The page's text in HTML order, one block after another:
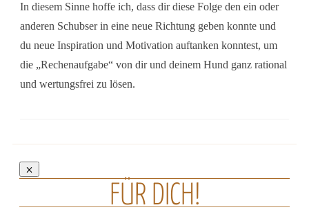
In diesem Sinne hoffe ich, dass dir diese Folge den ein oder
anderen Schubser in eine neue Richtung geben konnte und
du neue Inspiration und Motivation auftanken konntest, um
die „Rechenaufgabe“ von dir und deinem Hund ganz rational
und wertungsfrei zu lösen.
FÜR DICH!